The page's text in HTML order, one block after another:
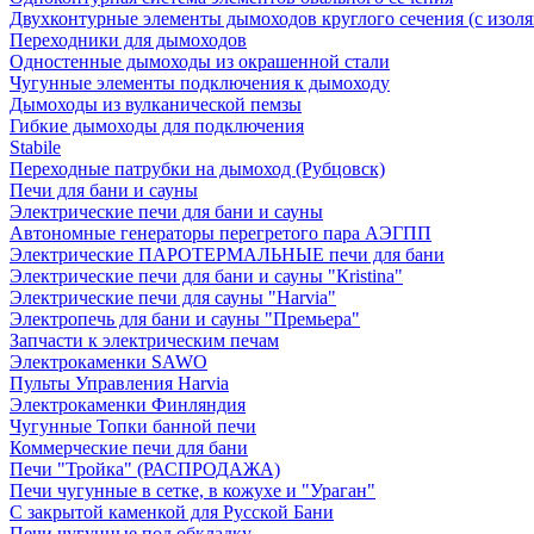
Двухконтурные элементы дымоходов круглого сечения (с
Переходники для дымоходов
Одностенные дымоходы из окрашенной стали
Чугунные элементы подключения к дымоходу
Дымоходы из вулканической пемзы
Гибкие дымоходы для подключения
Stabile
Переходные патрубки на дымоход (Рубцовск)
Печи для бани и сауны
Электрические печи для бани и сауны
Автономные генераторы перегретого пара АЭГПП
Электрические ПАРОТЕРМАЛЬНЫЕ печи для бани
Электрические печи для бани и сауны "Кristina"
Электрические печи для сауны "Harvia"
Электропечь для бани и сауны "Премьера"
Запчасти к электрическим печам
Электрокаменки SAWO
Пульты Управления Harvia
Электрокаменки Финляндия
Чугунные Топки банной печи
Коммерческие печи для бани
Печи "Тройка" (РАСПРОДАЖА)
Печи чугунные в сетке, в кожухе и "Ураган"
С закрытой каменкой для Русской Бани